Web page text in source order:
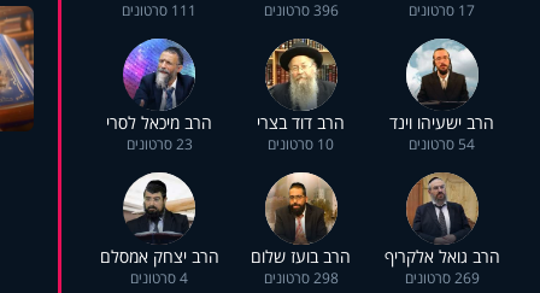
17 סרטונים 396 סרטונים 111 סרטונים
הרב ישעיהו וינד
54 סרטונים
הרב דוד בצרי
10 סרטונים
הרב מיכאל לסרי
23 סרטונים
הרב גואל אלקריף
269 סרטונים
הרב בועז שלום
298 סרטונים
הרב יצחק אמסלם
4 סרטונים